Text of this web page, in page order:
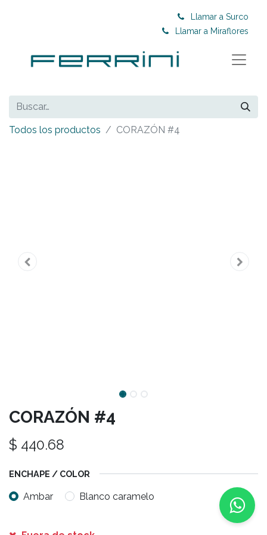
Llamar a Surco
Llamar a Miraflores
Todos los productos CORAZÓN #4
CORAZÓN #4
$ 440.68
ENCHAPE / COLOR
Ambar Blanco caramelo